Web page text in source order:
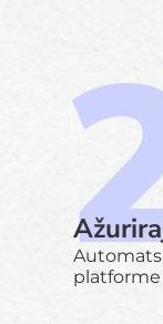
platforme